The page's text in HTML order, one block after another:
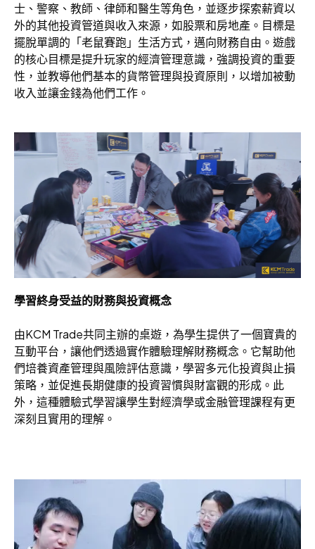
士、警察、教師、律師和醫生等角色，並逐步探索薪資以
外的其他投資管道與收入來源，如股票和房地產。目標是
擺脫單調的「老鼠賽跑」生活方式，邁向財務自由。遊戲
的核心目標是提升玩家的經濟管理意識，強調投資的重要
性，並教導他們基本的貨幣管理與投資原則，以增加被動
收入並讓金錢為他們工作。
學習終身受益的財務與投資概念
由KCM Trade共同主辦的桌遊，為學生提供了一個寶貴的
互動平台，讓他們透過實作體驗理解財務概念。它幫助他
們培養資產管理與風險評估意識，學習多元化投資與止損
策略，並促進長期健康的投資習慣與財富觀的形成。此
外，這種體驗式學習讓學生對經濟學或金融管理課程有更
深刻且實用的理解。